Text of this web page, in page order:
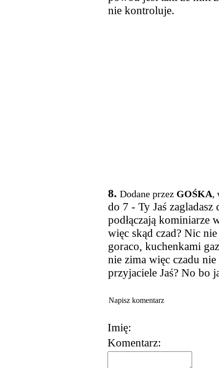
nie kontroluje.
8. Dodane przez GOŚKA,
do 7 - Ty Jaś
podłączają kominiarze
więc skąd czad? Nic
goraco, kuchenkami
nie zima więc czadu
przyjaciele Jaś? No bo
Napisz komentarz
Imię:
Komentarz: